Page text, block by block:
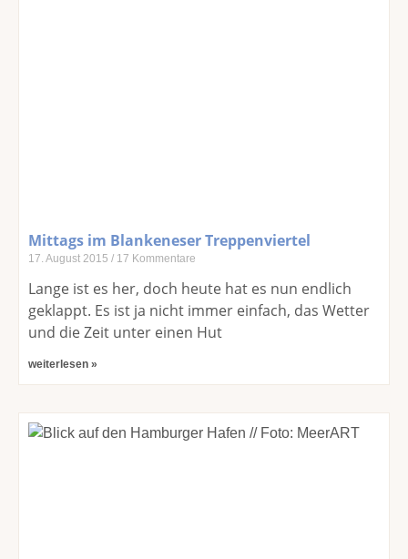
Mittags im Blankeneser Treppenviertel
17. August 2015 17 Kommentare
Lange ist es her, doch heute hat es nun endlich
geklappt. Es ist ja nicht immer einfach, das Wetter
und die Zeit unter einen Hut
weiterlesen »